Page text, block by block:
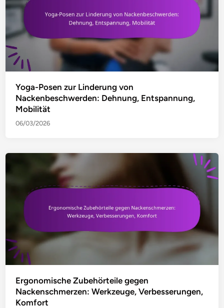
Yoga-Posen zur Linderung von
Nackenbeschwerden: Dehnung, Entspannung,
Mobilität
06/03/2026
Ergonomische Zubehörteile gegen
Nackenschmerzen: Werkzeuge, Verbesserungen,
Komfort